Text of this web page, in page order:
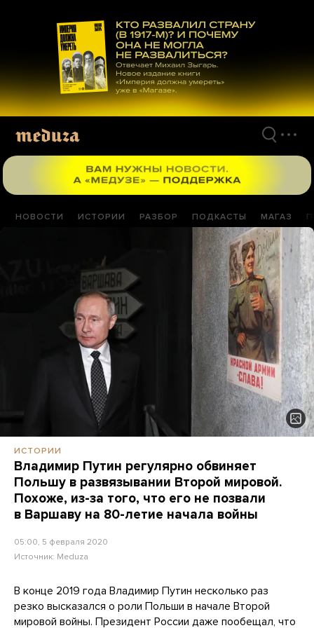
материалам
НОВОСТИ ИСТОРИИ РАЗБОР ПОДКАСТЫ МАГАЗ
ИСТОРИИ
Владимир Путин регулярно обвиняет
Польшу в развязывании Второй мировой.
Похоже, из-за того, что его не позвали
в Варшаву на 80-летие начала войны
05:00, 5 февраля 2020
Источник: Meduza
В конце 2019 года Владимир Путин несколько раз
резко высказался о роли Польши в начале Второй
мировой войны. Президент России даже пообещал, что